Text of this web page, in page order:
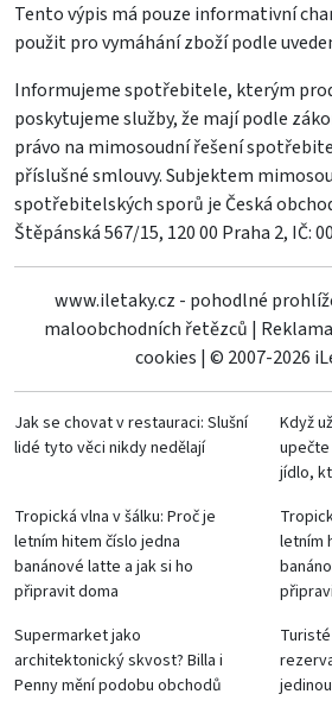
Tento výpis má pouze informativní
použit pro vymáhání zboží podle
Informujeme spotřebitele, kterým
poskytujeme služby, že mají podle
právo na mimosoudní řešení
příslušné smlouvy. Subjektem
spotřebitelských sporů je Česká
Štěpánská 567/15, 120 00 Praha 2, IČ:
www.iletaky.cz - pohodlné
maloobchodních řetězců | Reklama
cookies | © 2007-2026
Jak se chovat v restauraci: Slušní
lidé tyto věci nikdy nedělají
Když
jídlo,
Tropická vlna v šálku: Proč je
letním hitem číslo jedna
banánové latte a jak si ho
připravit doma
letním
Supermarket jako
architektonický skvost? Billa i
Penny mění podobu obchodů